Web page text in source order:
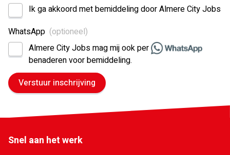
Ik ga akkoord met bemiddeling door Almere City Jobs
WhatsApp
Almere City Jobs mag mij ook per
benaderen voor bemiddeling.
Verstuur inschrijving
Snel aan het werk